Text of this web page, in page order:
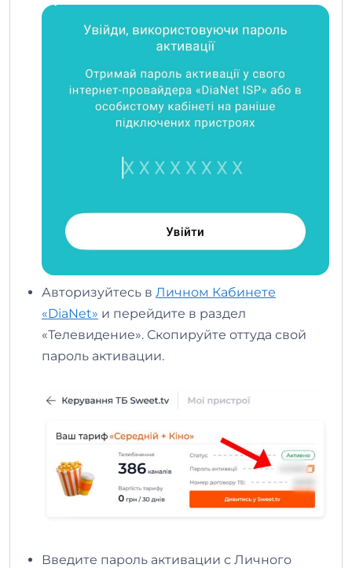
Авторизуйтесь в Личном Кабинете
«DiaNet» и перейдите в раздел
«Телевидение». Скопируйте оттуда свой
пароль активации.
Введите пароль активации с Личного